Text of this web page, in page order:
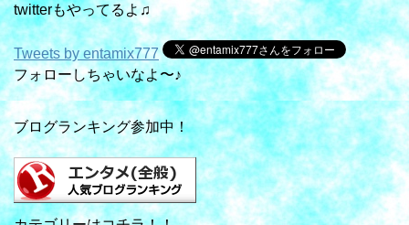
twitterもやってるよ♫
Tweets by entamix777
フォローしちゃいなよ〜♪
ブログランキング参加中！